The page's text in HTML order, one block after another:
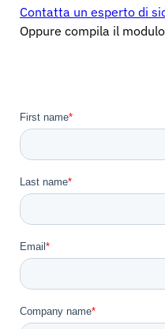
Contatta un esperto di
Oppure compila il